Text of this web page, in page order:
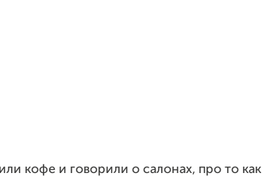
кофе и говорили о салонах, про то как